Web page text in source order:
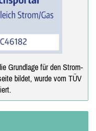
Grundlage für den Strom-
bildet, wurde vom TÜV